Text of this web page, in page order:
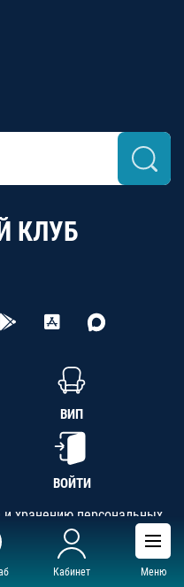
Кабинет Меню
КЛУБ
ВИП
ВОЙТИ
хранению персональных
1142300002349,